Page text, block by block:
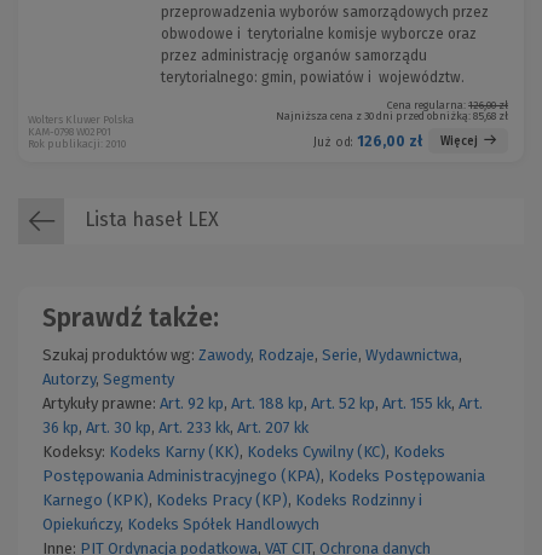
przeprowadzenia wyborów samorządowych przez
obwodowe i terytorialne komisje wyborcze oraz
przez administrację organów samorządu
terytorialnego: gmin, powiatów i województw.
Cena regularna: 126,00 zł
Najniższa cena z 30 dni przed obniżką: 85,68 zł
Już od: 126,00 zł Więcej
Wolters Kluwer Polska
KAM-0798 W02P01
Rok publikacji: 2010
Lista haseł LEX
Sprawdź także:
Szukaj produktów wg: Zawody, Rodzaje, Serie, Wydawnictwa,
Autorzy, Segmenty
Artykuły prawne: Art. 92 kp, Art. 188 kp, Art. 52 kp, Art. 155 kk, Art.
36 kp, Art. 30 kp, Art. 233 kk, Art. 207 kk
Kodeksy: Kodeks Karny (KK), Kodeks Cywilny (KC), Kodeks
Postępowania Administracyjnego (KPA), Kodeks Postępowania
Karnego (KPK), Kodeks Pracy (KP), Kodeks Rodzinny i
Opiekuńczy, Kodeks Spółek Handlowych
Inne: PIT Ordynacja podatkowa, VAT CIT, Ochrona danych